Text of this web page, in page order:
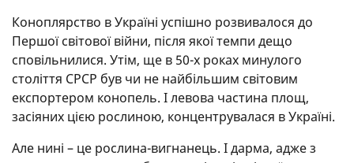
Коноплярство в Україні успішно розвивалося до
Першої світової війни, після якої темпи дещо
сповільнилися. Утім, ще в 50-х роках минулого
століття СРСР був чи не найбільшим світовим
експортером конопель. І левова частина площ,
засіяних цією рослиною, концентрувалася в Україні.
Але нині – це рослина-вигнанець. І дарма, адже з